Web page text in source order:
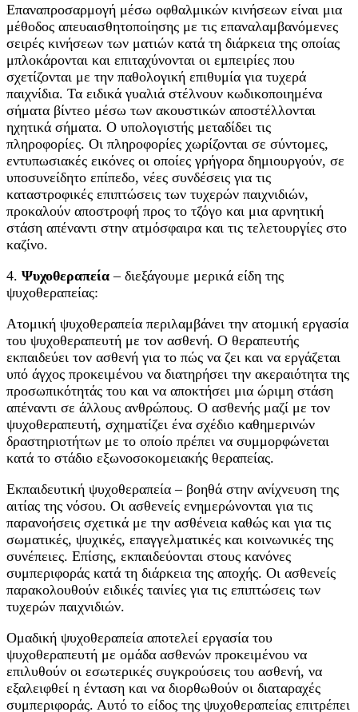
Επαναπροσαρμογή μέσω οφθαλμικών κινήσεων είναι μια
μέθοδος απευαισθητοποίησης με τις επαναλαμβανόμενες
σειρές κινήσεων των ματιών κατά τη διάρκεια της οποίας
μπλοκάρονται και επιταχύνονται οι εμπειρίες που
σχετίζονται με την παθολογική επιθυμία για τυχερά
παιχνίδια. Τα ειδικά γυαλιά στέλνουν κωδικοποιημένα
σήματα βίντεο μέσω των ακουστικών αποστέλλονται
ηχητικά σήματα. Ο υπολογιστής μεταδίδει τις
πληροφορίες. Οι πληροφορίες χωρίζονται σε σύντομες,
εντυπωσιακές εικόνες οι οποίες γρήγορα δημιουργούν, σε
υποσυνείδητο επίπεδο, νέες συνδέσεις για τις
καταστροφικές επιπτώσεις των τυχερών παιχνιδιών,
προκαλούν αποστροφή προς το τζόγο και μια αρνητική
στάση απέναντι στην ατμόσφαιρα και τις τελετουργίες στο
καζίνο.
4. Ψυχοθεραπεία – διεξάγουμε μερικά είδη της
ψυχοθεραπείας:
Ατομική ψυχοθεραπεία περιλαμβάνει την ατομική εργασία
του ψυχοθεραπευτή με τον ασθενή. Ο θεραπευτής
εκπαιδεύει τον ασθενή για το πώς να ζει και να εργάζεται
υπό άγχος προκειμένου να διατηρήσει την ακεραιότητα της
προσωπικότητάς του και να αποκτήσει μια ώριμη στάση
απέναντι σε άλλους ανθρώπους. Ο ασθενής μαζί με τον
ψυχοθεραπευτή, σχηματίζει ένα σχέδιο καθημερινών
δραστηριοτήτων με το οποίο πρέπει να συμμορφώνεται
κατά το στάδιο εξωνοσοκομειακής θεραπείας.
Εκπαιδευτική ψυχοθεραπεία – βοηθά στην ανίχνευση της
αιτίας της νόσου. Οι ασθενείς ενημερώνονται για τις
παρανοήσεις σχετικά με την ασθένεια καθώς και για τις
σωματικές, ψυχικές, επαγγελματικές και κοινωνικές της
συνέπειες. Επίσης, εκπαιδεύονται στους κανόνες
συμπεριφοράς κατά τη διάρκεια της αποχής. Οι ασθενείς
παρακολουθούν ειδικές ταινίες για τις επιπτώσεις των
τυχερών παιχνιδιών.
Ομαδική ψυχοθεραπεία αποτελεί εργασία του
ψυχοθεραπευτή με ομάδα ασθενών προκειμένου να
επιλυθούν οι εσωτερικές συγκρούσεις του ασθενή, να
εξαλειφθεί η ένταση και να διορθωθούν οι διαταραχές
συμπεριφοράς. Αυτό το είδος της ψυχοθεραπείας επιτρέπει